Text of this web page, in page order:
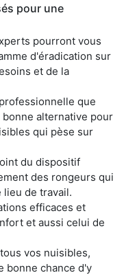
pour une
pourront vous
d'éradication sur
et de la
que
alternative pour
qui pèse sur
du dispositif
des rongeurs qui
de travail.
efficaces et
et aussi celui de
vos nuisibles,
bonne chance d'y